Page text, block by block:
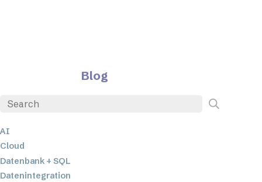
Blog
AI
Cloud
Datenbank + SQL
Datenintegration